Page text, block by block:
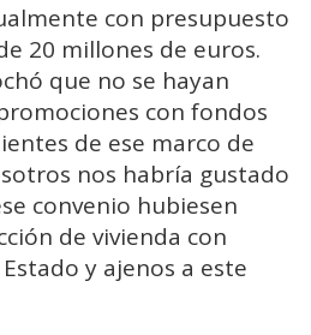
con presupuesto
20 millones de euros.
que no se hayan
con fondos
de ese marco de
nos habría gustado
convenio hubiesen
de vivienda con
y ajenos a este